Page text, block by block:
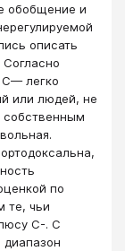
обобщение и
описать
Согласно
легко
или людей, не
собственным
по
те, чьи
C-. С
диапазон